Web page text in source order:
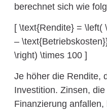
berechnet sich wie
[ \text{Rendite} = \left(
–
\right) \times 100 ]
Je höher die Rendite,
Investition. Zinsen,
Finanzierung